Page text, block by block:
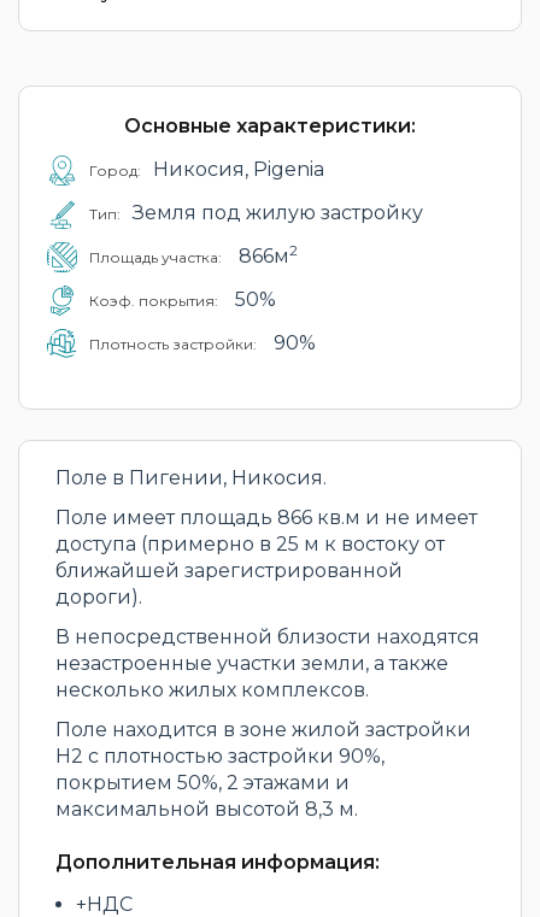
Основные характеристики:
Город: Никосия, Pigenia
Тип: Земля под жилую застройку
Площадь участка: 866м2
Коэф. покрытия: 50%
Плотность застройки: 90%
Поле в Пигении, Никосия.
Поле имеет площадь 866 кв.м и не имеет
доступа (примерно в 25 м к востоку от
ближайшей зарегистрированной
дороги).
В непосредственной близости находятся
незастроенные участки земли, а также
несколько жилых комплексов.
Поле находится в зоне жилой застройки
H2 с плотностью застройки 90%,
покрытием 50%, 2 этажами и
максимальной высотой 8,3 м.
Дополнительная информация:
+НДС